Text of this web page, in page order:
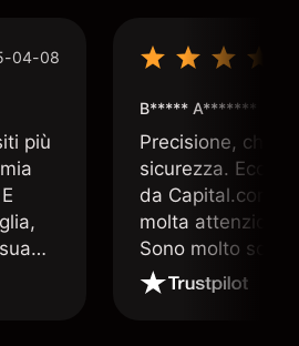
04-08
più
e
B***** A*******
Precisione,
sicurezza. Ecco
da Capital.com.
molta attenzione
Sono molto
che offre